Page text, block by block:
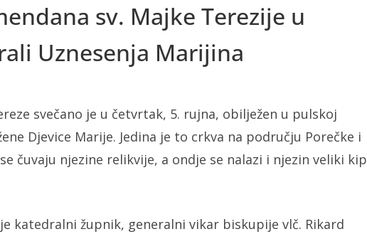
sv. Majke Terezije u
Uznesenja Marijina
svečano je u četvrtak, 5. rujna, obilježen u pulskoj
Djevice Marije. Jedina je to crkva na području Porečke i
čuvaju njezine relikvije, a ondje se nalazi i njezin veliki kip
katedralni župnik, generalni vikar biskupije vlč. Rikard